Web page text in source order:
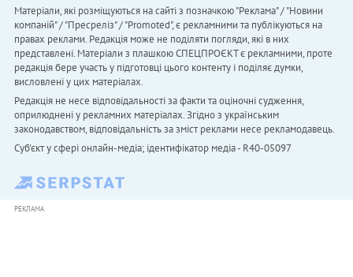
Матеріали, які розміщуються на сайті з позначкою "Реклама" / "Новини
компаній" / "Пресреліз" / "Promoted", є рекламними та публікуються на
правах реклами. Редакція може не поділяти погляди, які в них
представлені. Матеріали з плашкою СПЕЦПРОЄКТ є рекламними, проте
редакція бере участь у підготовці цього контенту і поділяє думки,
висловлені у цих матеріалах.
Редакція не несе відповідальності за факти та оціночні судження,
оприлюднені у рекламних матеріалах. Згідно з українським
законодавством, відповідальність за зміст реклами несе рекламодавець.
Cуб'єкт у сфері онлайн-медіа; ідентифікатор медіа - R40-05097
РЕКЛАМА